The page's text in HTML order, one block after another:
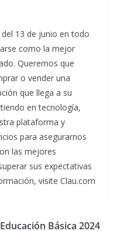
13 de junio en todo
como la mejor
Queremos que
o vender una
que llega a su
en tecnología,
plataforma y
para asegurarnos
las mejores
sus expectativas
visite Clau.com
Básica 2024